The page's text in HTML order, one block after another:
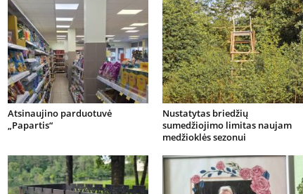
Atsinaujino parduotuvė
„Papartis“
Nustatytas briedžių
sumedžiojimo limitas naujam
medžioklės sezonui